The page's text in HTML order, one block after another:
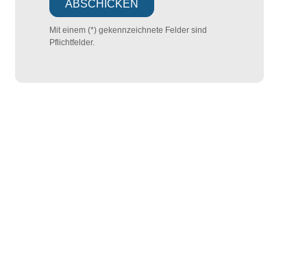
Mit einem (*) gekennzeichnete Felder sind
Pflichtfelder.